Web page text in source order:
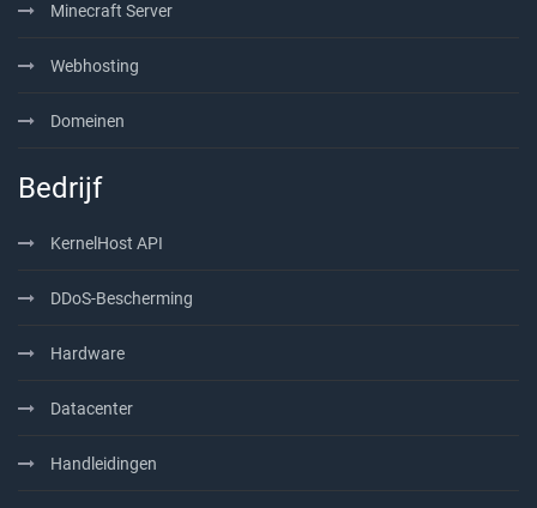
Minecraft Server
Webhosting
Domeinen
Bedrijf
KernelHost API
DDoS-Bescherming
Hardware
Datacenter
Handleidingen